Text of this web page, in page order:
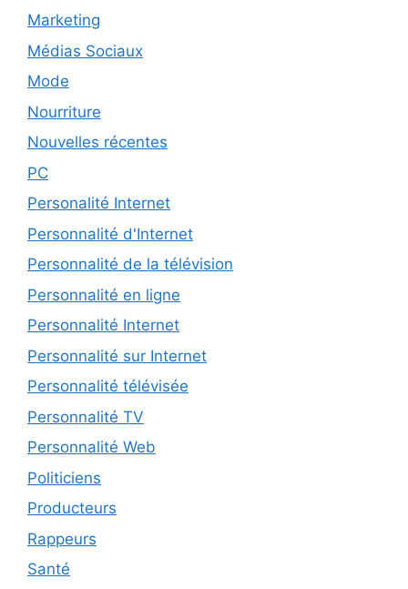
Marketing
Médias Sociaux
Mode
Nourriture
Nouvelles récentes
PC
Personalité Internet
Personnalité d'Internet
Personnalité de la télévision
Personnalité en ligne
Personnalité Internet
Personnalité sur Internet
Personnalité télévisée
Personnalité TV
Personnalité Web
Politiciens
Producteurs
Rappeurs
Santé